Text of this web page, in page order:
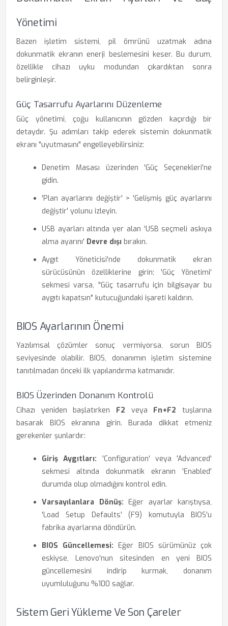
Yönetimi
Bazen işletim sistemi, pil ömrünü uzatmak adına
dokunmatik ekranın enerji beslemesini keser. Bu durum,
özellikle cihazı uyku modundan çıkardıktan sonra
belirginleşir.
Güç Tasarrufu Ayarlarını Düzenleme
Güç yönetimi, çoğu kullanıcının gözden kaçırdığı bir
detaydır. Şu adımları takip ederek sistemin dokunmatik
ekranı "uyutmasını" engelleyebilirsiniz:
Denetim Masası üzerinden 'Güç Seçenekleri'ne
gidin.
'Plan ayarlarını değiştir' > 'Gelişmiş güç ayarlarını
değiştir' yolunu izleyin.
USB ayarları altında yer alan 'USB seçmeli askıya
alma ayarını' Devre dışı bırakın.
Aygıt Yöneticisi'nde dokunmatik ekran
sürücüsünün özelliklerine girin; 'Güç Yönetimi'
sekmesi varsa, "Güç tasarrufu için bilgisayar bu
aygıtı kapatsın" kutucuğundaki işareti kaldırın.
BIOS Ayarlarının Önemi
Yazılımsal çözümler sonuç vermiyorsa, sorun BIOS
seviyesinde olabilir. BIOS, donanımın işletim sistemine
tanıtılmadan önceki ilk yapılandırma katmanıdır.
BIOS Üzerinden Donanım Kontrolü
Cihazı yeniden başlatırken F2 veya Fn+F2 tuşlarına
basarak BIOS ekranına girin. Burada dikkat etmeniz
gerekenler şunlardır:
Giriş Aygıtları: 'Configuration' veya 'Advanced'
sekmesi altında dokunmatik ekranın 'Enabled'
durumda olup olmadığını kontrol edin.
Varsayılanlara Dönüş: Eğer ayarlar karıştıysa,
'Load Setup Defaults' (F9) komutuyla BIOS'u
fabrika ayarlarına döndürün.
BIOS Güncellemesi: Eğer BIOS sürümünüz çok
eskiyse, Lenovo'nun sitesinden en yeni BIOS
güncellemesini indirip kurmak, donanım
uyumluluğunu %100 sağlar.
Sistem Geri Yükleme Ve Son Çareler